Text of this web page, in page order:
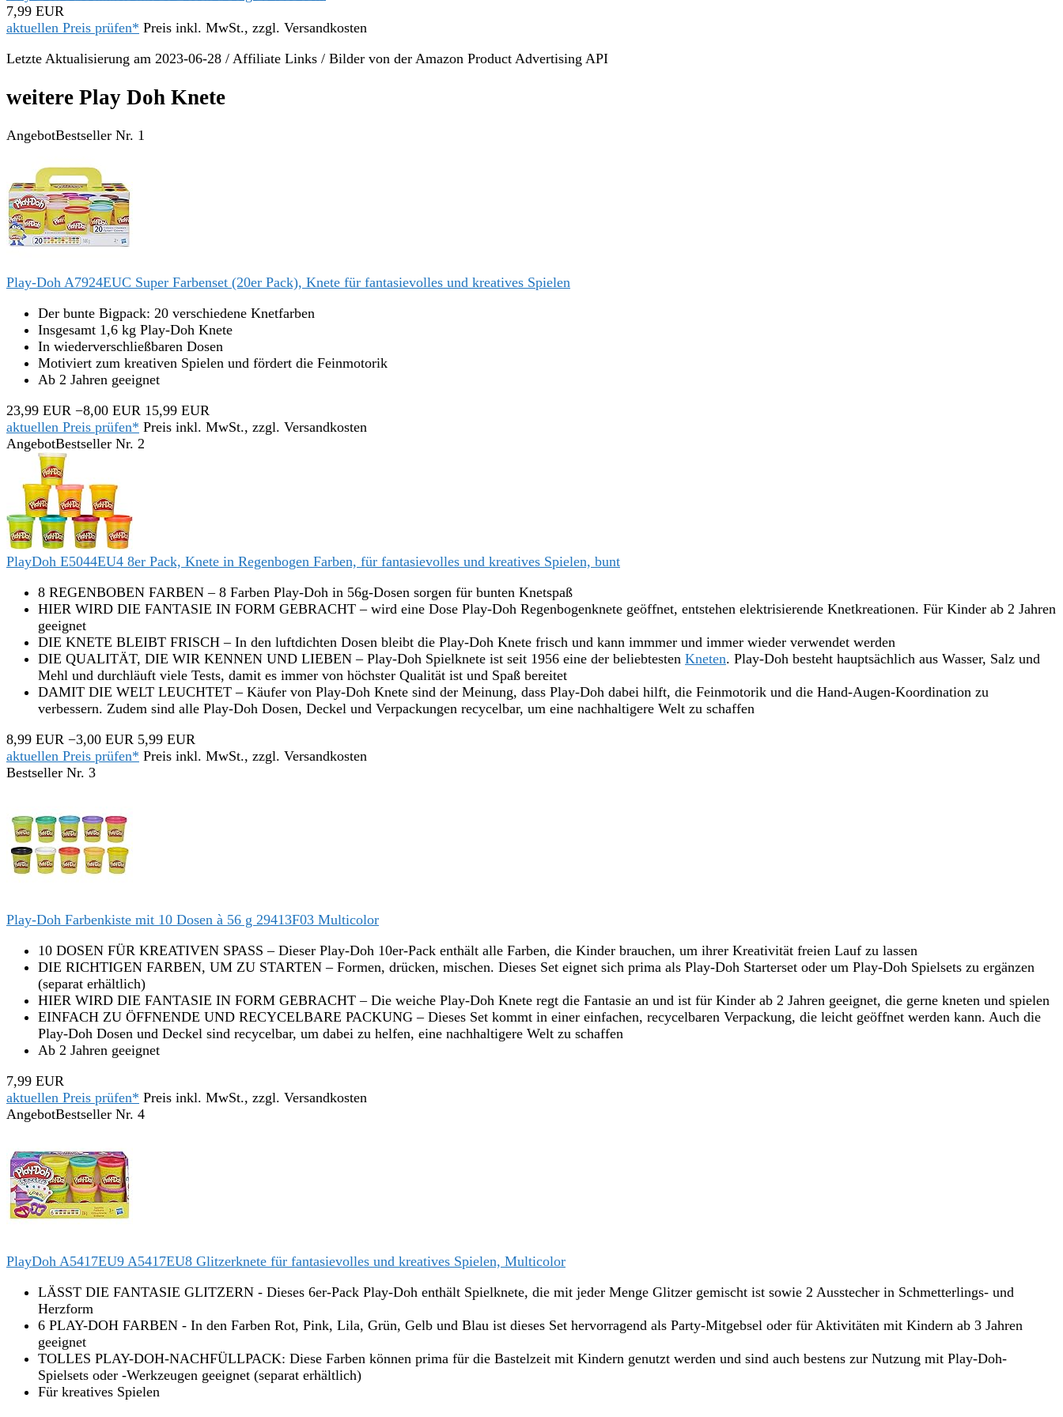
7,99 EUR
aktuellen Preis prüfen* Preis inkl. MwSt., zzgl. Versandkosten
Letzte Aktualisierung am 2023-06-28 / Affiliate Links / Bilder von der Amazon Product Advertising API
weitere Play Doh Knete
AngebotBestseller Nr. 1
Play-Doh A7924EUC Super Farbenset (20er Pack), Knete für fantasievolles und kreatives Spielen
Der bunte Bigpack: 20 verschiedene Knetfarben
Insgesamt 1,6 kg Play-Doh Knete
In wiederverschließbaren Dosen
Motiviert zum kreativen Spielen und fördert die Feinmotorik
Ab 2 Jahren geeignet
23,99 EUR −8,00 EUR 15,99 EUR
aktuellen Preis prüfen* Preis inkl. MwSt., zzgl. Versandkosten
AngebotBestseller Nr. 2
PlayDoh E5044EU4 8er Pack, Knete in Regenbogen Farben, für fantasievolles und kreatives Spielen, bunt
8 REGENBOBEN FARBEN – 8 Farben Play-Doh in 56g-Dosen sorgen für bunten Knetspaß
HIER WIRD DIE FANTASIE IN FORM GEBRACHT – wird eine Dose Play-Doh Regenbogenknete geöffnet, entstehen elektrisierende Knetkreationen. Für Kinder ab 2 Jahren
geeignet
DIE KNETE BLEIBT FRISCH – In den luftdichten Dosen bleibt die Play-Doh Knete frisch und kann immmer und immer wieder verwendet werden
DIE QUALITÄT, DIE WIR KENNEN UND LIEBEN – Play-Doh Spielknete ist seit 1956 eine der beliebtesten Kneten. Play-Doh besteht hauptsächlich aus Wasser, Salz und
Mehl und durchläuft viele Tests, damit es immer von höchster Qualität ist und Spaß bereitet
DAMIT DIE WELT LEUCHTET – Käufer von Play-Doh Knete sind der Meinung, dass Play-Doh dabei hilft, die Feinmotorik und die Hand-Augen-Koordination zu
verbessern. Zudem sind alle Play-Doh Dosen, Deckel und Verpackungen recycelbar, um eine nachhaltigere Welt zu schaffen
8,99 EUR −3,00 EUR 5,99 EUR
aktuellen Preis prüfen* Preis inkl. MwSt., zzgl. Versandkosten
Bestseller Nr. 3
Play-Doh Farbenkiste mit 10 Dosen à 56 g 29413F03 Multicolor
10 DOSEN FÜR KREATIVEN SPASS – Dieser Play-Doh 10er-Pack enthält alle Farben, die Kinder brauchen, um ihrer Kreativität freien Lauf zu lassen
DIE RICHTIGEN FARBEN, UM ZU STARTEN – Formen, drücken, mischen. Dieses Set eignet sich prima als Play-Doh Starterset oder um Play-Doh Spielsets zu ergänzen
(separat erhältlich)
HIER WIRD DIE FANTASIE IN FORM GEBRACHT – Die weiche Play-Doh Knete regt die Fantasie an und ist für Kinder ab 2 Jahren geeignet, die gerne kneten und spielen
EINFACH ZU ÖFFNENDE UND RECYCELBARE PACKUNG – Dieses Set kommt in einer einfachen, recycelbaren Verpackung, die leicht geöffnet werden kann. Auch die
Play-Doh Dosen und Deckel sind recycelbar, um dabei zu helfen, eine nachhaltigere Welt zu schaffen
Ab 2 Jahren geeignet
7,99 EUR
aktuellen Preis prüfen* Preis inkl. MwSt., zzgl. Versandkosten
AngebotBestseller Nr. 4
PlayDoh A5417EU9 A5417EU8 Glitzerknete für fantasievolles und kreatives Spielen, Multicolor
LÄSST DIE FANTASIE GLITZERN - Dieses 6er-Pack Play-Doh enthält Spielknete, die mit jeder Menge Glitzer gemischt ist sowie 2 Ausstecher in Schmetterlings- und
Herzform
6 PLAY-DOH FARBEN - In den Farben Rot, Pink, Lila, Grün, Gelb und Blau ist dieses Set hervorragend als Party-Mitgebsel oder für Aktivitäten mit Kindern ab 3 Jahren
geeignet
TOLLES PLAY-DOH-NACHFÜLLPACK: Diese Farben können prima für die Bastelzeit mit Kindern genutzt werden und sind auch bestens zur Nutzung mit Play-Doh-
Spielsets oder -Werkzeugen geeignet (separat erhältlich)
Für kreatives Spielen